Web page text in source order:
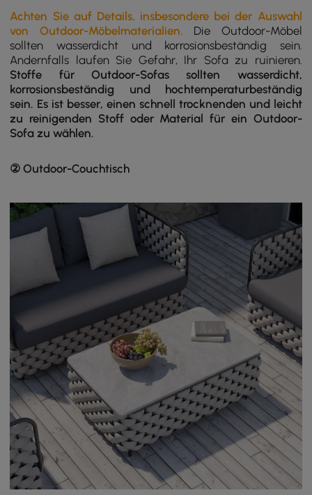
Achten Sie auf Details, insbesondere bei der Auswahl
von Outdoor-Möbelmaterialien. Die Outdoor-Möbel
sollten wasserdicht und korrosionsbeständig sein.
Andernfalls laufen Sie Gefahr, Ihr Sofa zu ruinieren.
Stoffe für Outdoor-Sofas sollten wasserdicht,
korrosionsbeständig und hochtemperaturbeständig
sein. Es ist besser, einen schnell trocknenden und leicht
zu reinigenden Stoff oder Material für ein Outdoor-
Sofa zu wählen.
② Outdoor-Couchtisch